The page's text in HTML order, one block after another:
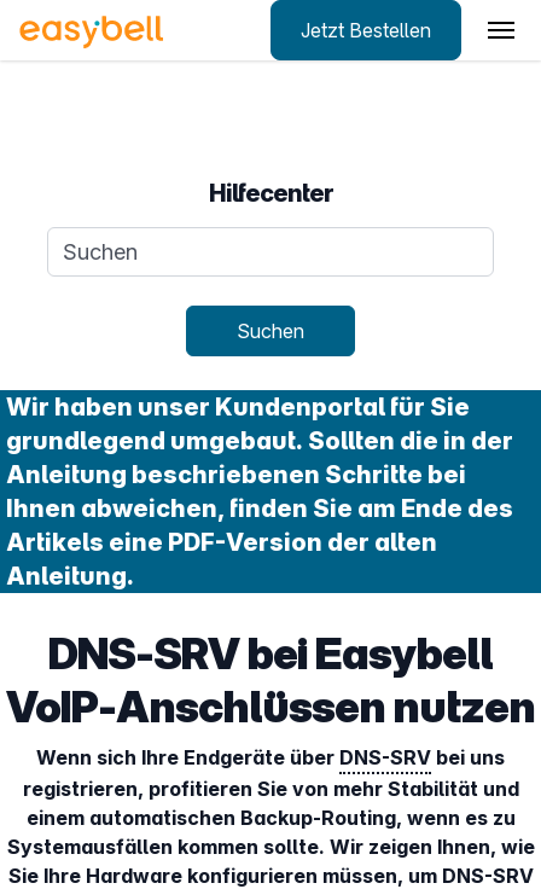
Jetzt Bestellen
Hilfecenter
Suchanfrage
Suchen
Wir haben unser Kundenportal für Sie
grundlegend umgebaut. Sollten die in der
Anleitung beschriebenen Schritte bei
Ihnen abweichen, finden Sie am Ende des
Artikels eine PDF-Version der alten
Anleitung.
DNS-SRV bei Easybell
VoIP-Anschlüssen nutzen
Wenn sich Ihre Endgeräte über DNS-SRV bei uns
registrieren, profitieren Sie von mehr Stabilität und
einem automatischen Backup-Routing, wenn es zu
Systemausfällen kommen sollte. Wir zeigen Ihnen, wie
Sie Ihre Hardware konfigurieren müssen, um DNS-SRV